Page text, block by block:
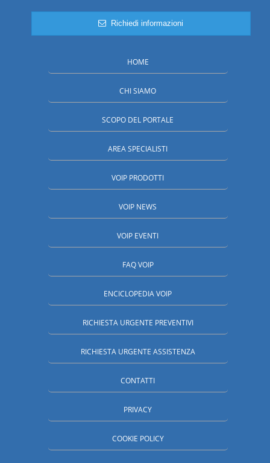
Richiedi informazioni
HOME
CHI SIAMO
SCOPO DEL PORTALE
AREA SPECIALISTI
VOIP PRODOTTI
VOIP NEWS
VOIP EVENTI
FAQ VOIP
ENCICLOPEDIA VOIP
RICHIESTA URGENTE PREVENTIVI
RICHIESTA URGENTE ASSISTENZA
CONTATTI
PRIVACY
COOKIE POLICY